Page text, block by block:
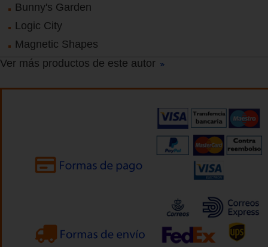
Bunny's Garden
Logic City
Magnetic Shapes
Ver más productos de este autor